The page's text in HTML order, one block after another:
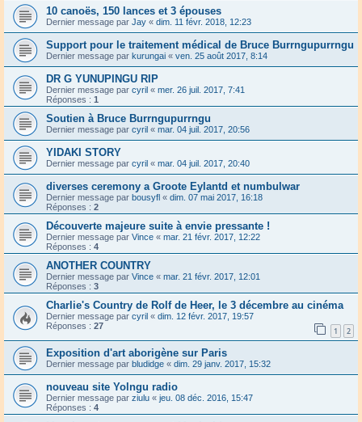
10 canoës, 150 lances et 3 épouses
Dernier message par Jay « dim. 11 févr. 2018, 12:23
Support pour le traitement médical de Bruce Burrngupurrngu
Dernier message par kurungai « ven. 25 août 2017, 8:14
DR G YUNUPINGU RIP
Dernier message par cyril « mer. 26 juil. 2017, 7:41
Réponses : 1
Soutien à Bruce Burrngupurrngu
Dernier message par cyril « mar. 04 juil. 2017, 20:56
YIDAKI STORY
Dernier message par cyril « mar. 04 juil. 2017, 20:40
diverses ceremony a Groote Eylantd et numbulwar
Dernier message par bousyfl « dim. 07 mai 2017, 16:18
Réponses : 2
Découverte majeure suite à envie pressante !
Dernier message par Vince « mar. 21 févr. 2017, 12:22
Réponses : 4
ANOTHER COUNTRY
Dernier message par Vince « mar. 21 févr. 2017, 12:01
Réponses : 3
Charlie's Country de Rolf de Heer, le 3 décembre au cinéma
Dernier message par cyril « dim. 12 févr. 2017, 19:57
Réponses : 27 1 2
Exposition d'art aborigène sur Paris
Dernier message par bludidge « dim. 29 janv. 2017, 15:32
nouveau site Yolngu radio
Dernier message par ziulu « jeu. 08 déc. 2016, 15:47
Réponses : 4